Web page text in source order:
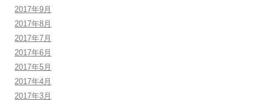
2017年9月
2017年8月
2017年7月
2017年6月
2017年5月
2017年4月
2017年3月